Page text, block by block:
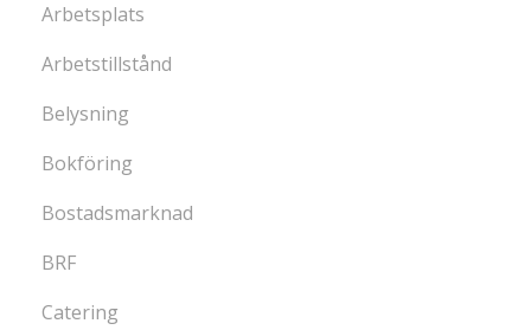
Arbetsplats
Arbetstillstånd
Belysning
Bokföring
Bostadsmarknad
BRF
Catering